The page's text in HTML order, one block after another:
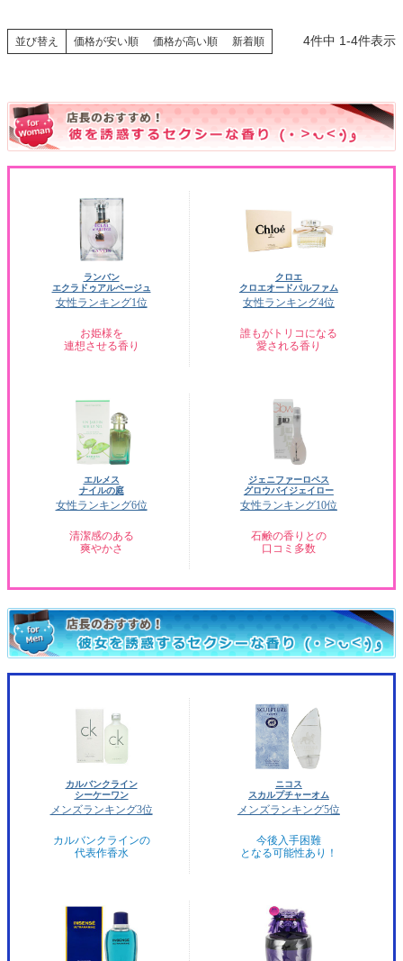
並び替え 価格が安い順 価格が高い順 新着順 4件中 1-4件表示
ランバン
エクラドゥアルページュ
女性ランキング1位
お姫様を
連想させる香り
クロエ
クロエオードパルファム
女性ランキング4位
誰もがトリコになる
愛される香り
エルメス
ナイルの庭
女性ランキング6位
清潔感のある
爽やかさ
ジェニファーロペス
グロウバイジェイロー
女性ランキング10位
石鹸の香りとの
口コミ多数
カルバンクライン
シーケーワン
メンズランキング3位
カルバンクラインの
代表作香水
ニコス
スカルプチャーオム
メンズランキング5位
今後入手困難
となる可能性あり！